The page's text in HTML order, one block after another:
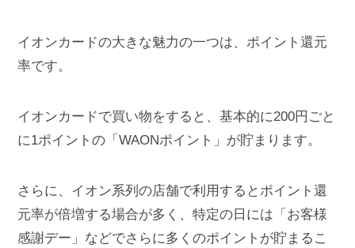
イオンカードの大きな魅力の一つは、ポイント還元
率です。
イオンカードで買い物をすると、基本的に200円ごと
に1ポイントの「WAONポイント」が貯まります。
さらに、イオン系列の店舗で利用するとポイント還
元率が倍増する場合が多く、特定の日には「お客様
感謝デー」などでさらに多くのポイントが貯まるこ